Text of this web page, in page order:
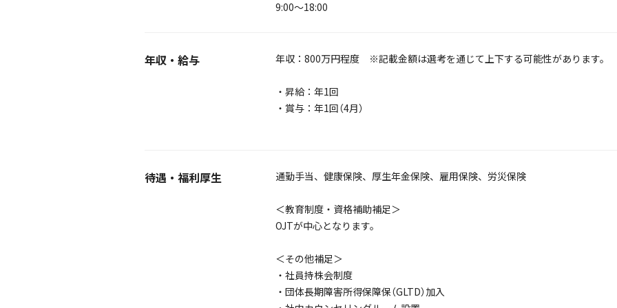
9:00～18:00
年収・給与 年収：800万円程度 ※記載金額は選考を通じて上下する可能性があります。
・昇給：年1回
・賞与：年1回（4月）
待遇・福利厚生 通勤手当、健康保険、厚生年金保険、雇用保険、労災保険
＜教育制度・資格補助補足＞
OJTが中心となります。
＜その他補足＞
・社員持株会制度
・団体長期障害所得保障保（GLTD）加入